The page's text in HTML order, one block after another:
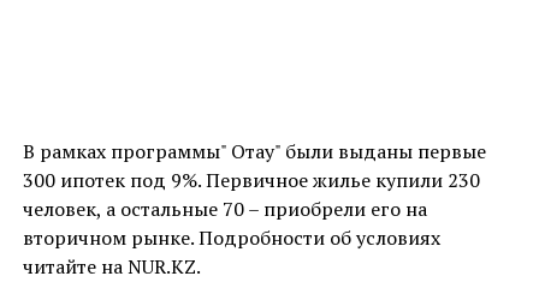
В рамках программы" Отау" были выданы первые
300 ипотек под 9%. Первичное жилье купили 230
человек, а остальные 70 – приобрели его на
вторичном рынке. Подробности об условиях
читайте на NUR.KZ.